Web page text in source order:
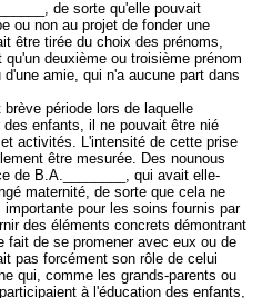
de sorte qu'elle pouvait
ou non au projet de fonder une
être tirée du choix des prénoms,
deuxième ou troisième prénom
amie, qui n'a aucune part dans
période lors de laquelle
enfants, il ne pouvait être nié
activités. L'intensité de cette prise
être mesurée. Des nounous
de B.A.________, qui avait elle-
maternité, de sorte que cela ne
pour les soins fournis par
des éléments concrets démontrant
fait de se promener avec eux ou de
pas forcément son rôle de celui
qui, comme les grands-parents ou
à l'éducation des enfants,